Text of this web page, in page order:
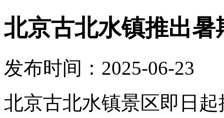
北京古北水镇推出暑
发布时间：2025-06-23
北京古北水镇景区即日